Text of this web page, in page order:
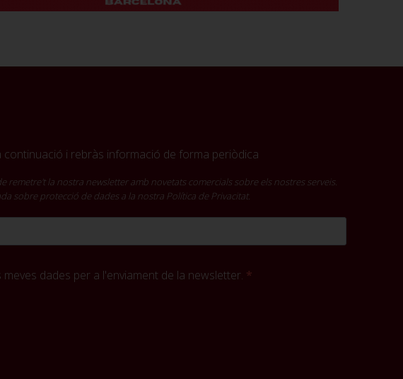
i rebràs informació de forma periòdica
remetre't la nostra newsletter amb novetats comercials sobre els nostres serveis.
sobre protecció de dades a la nostra Política de Privacitat.
dades per a l'enviament de la newsletter.